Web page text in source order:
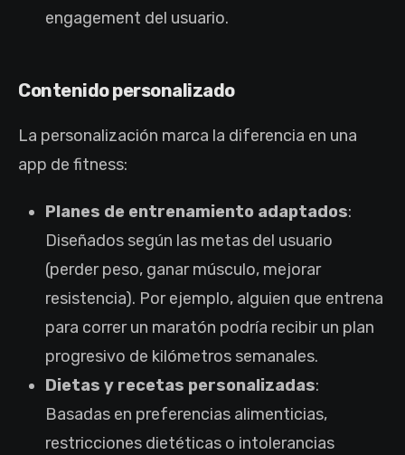
engagement del usuario.
Contenido personalizado
La personalización marca la diferencia en una
app de fitness:
Planes de entrenamiento adaptados:
Diseñados según las metas del usuario
(perder peso, ganar músculo, mejorar
resistencia). Por ejemplo, alguien que entrena
para correr un maratón podría recibir un plan
progresivo de kilómetros semanales.
Dietas y recetas personalizadas:
Basadas en preferencias alimenticias,
restricciones dietéticas o intolerancias